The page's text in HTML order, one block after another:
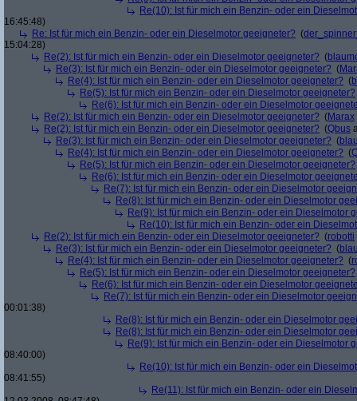
Re(10): Ist für mich ein Benzin- oder ein
16:45:48)
Re: Ist für mich ein Benzin- oder ein Dieselmotor geeigneter? (
15:04:28)
Re(2): Ist für mich ein Benzin- oder ein Dieselmotor geeigneter? (
Re(3): Ist für mich ein Benzin- oder ein Dieselmotor geeigneter? (
Re(4): Ist für mich ein Benzin- oder ein Dieselmotor geeigneter? (
Re(5): Ist für mich ein Benzin- oder ein Dieselmotor geeigneter?
Re(6): Ist für mich ein Benzin- oder ein Dieselmotor
Re(2): Ist für mich ein Benzin- oder ein Dieselmotor geeigneter? (Marax
Re(2): Ist für mich ein Benzin- oder ein Dieselmotor geeigneter? (Qbus
Re(3): Ist für mich ein Benzin- oder ein Dieselmotor geeigneter? (
Re(4): Ist für mich ein Benzin- oder ein Dieselmotor geeigneter? (
Re(5): Ist für mich ein Benzin- oder ein Dieselmotor geeigneter?
Re(6): Ist für mich ein Benzin- oder ein Dieselmotor
Re(7): Ist für mich ein Benzin- oder ein Dieselmotor
Re(8): Ist für mich ein Benzin- oder ein Dieselmotor
Re(9): Ist für mich ein Benzin- oder ein Dieselmotor
Re(10): Ist für mich ein Benzin- oder ein
Re(2): Ist für mich ein Benzin- oder ein Dieselmotor geeigneter? (robotti
Re(3): Ist für mich ein Benzin- oder ein Dieselmotor geeigneter? (
Re(4): Ist für mich ein Benzin- oder ein Dieselmotor geeigneter? (
Re(5): Ist für mich ein Benzin- oder ein Dieselmotor geeigneter?
Re(6): Ist für mich ein Benzin- oder ein Dieselmotor
Re(7): Ist für mich ein Benzin- oder ein Dieselmotor
00:01:38)
Re(8): Ist für mich ein Benzin- oder ein Dieselmotor
Re(8): Ist für mich ein Benzin- oder ein Dieselmotor
Re(9): Ist für mich ein Benzin- oder ein Dieselmotor
08:40:00)
Re(10): Ist für mich ein Benzin- oder ein
08:41:55)
Re(11): Ist für mich ein Benzin- oder ein